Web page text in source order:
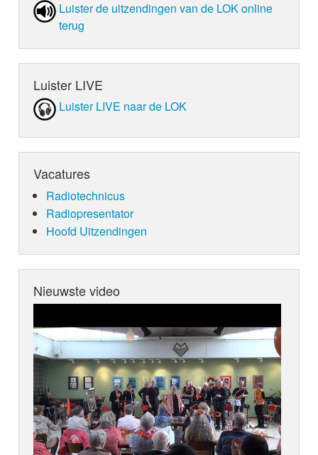
Luister de uit­zen­din­gen van de LOK online
terug
Luister LIVE
Luister LIVE naar de LOK
Vacatures
Radiotechnicus
Radiopresentator
Hoofd Uitzendingen
Nieuwste video